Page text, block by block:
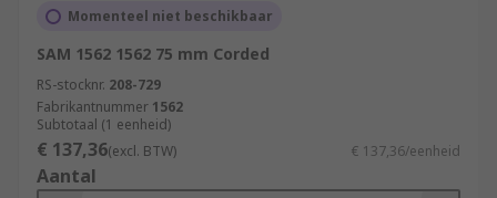
Momenteel niet beschikbaar
SAM 1562 1562 75 mm Corded
RS-stocknr. 208-729
Fabrikantnummer 1562
Subtotaal (1 eenheid)
€ 137,36(excl. BTW) € 137,36/eenheid
Aantal